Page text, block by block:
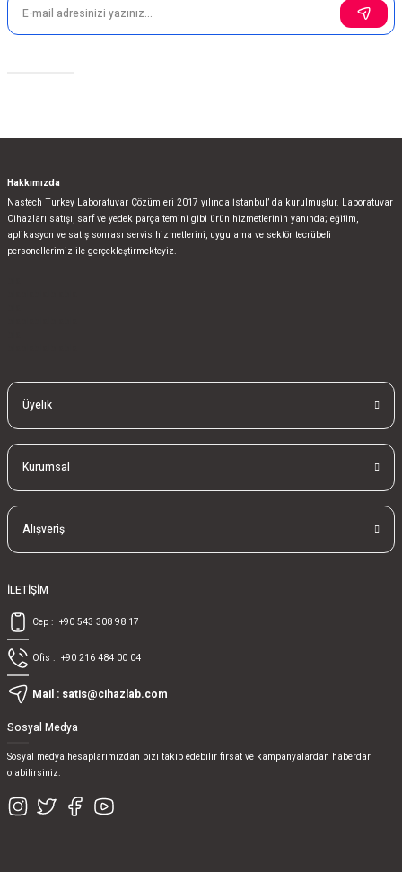
Hakkımızda
Nastech Turkey Laboratuvar Çözümleri 2017 yılında İstanbul’ da kurulmuştur. Laboratuvar
Cihazları satışı, sarf ve yedek parça temini gibi ürün hizmetlerinin yanında; eğitim,
aplikasyon ve satış sonrası servis hizmetlerini, uygulama ve sektör tecrübeli
personellerimiz ile gerçekleştirmekteyiz.
Üyelik
Kurumsal
Alışveriş
İLETİŞİM
Cep : +90 543 308 98 17
Ofis : +90 216 484 00 04
Mail : satis@cihazlab.com
Sosyal Medya
Sosyal medya hesaplarımızdan bizi takip edebilir fırsat ve kampanyalardan haberdar
olabilirsiniz.